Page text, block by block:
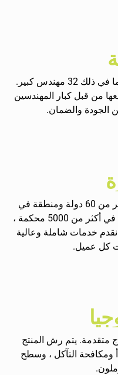
لدينا أكثر من 220 موظف ذو خبرة بما في ذلك 32 مهندس كبير.
من قبل كبار المهندسين
والضمان.
تم تصدير أسطورة الرياضة إلى أكثر من 60 دولة ومنطقة في
ست قارات حول العالم ، وتم تثبيتها في أكثر من 5000 محكمة ،
خدمات شاملة وعالية
كل عميل.
متقدمة. يتم رش المنتج
ومكافحة التآكل ، وسطح